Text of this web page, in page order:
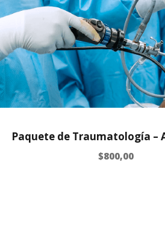
Paquete de Traumatología –
$800,00